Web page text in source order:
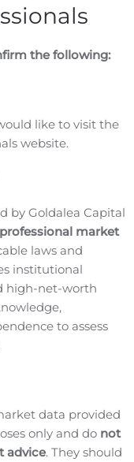
kaikista
13, 2019
. Posted
.
7.11.2019
kaikista
osakkeista –
the following:
like to visit the
website.
by Goldalea Capital
professional market
laws and
institutional
high-net-worth
to assess
data provided
only and do not
advice. They should